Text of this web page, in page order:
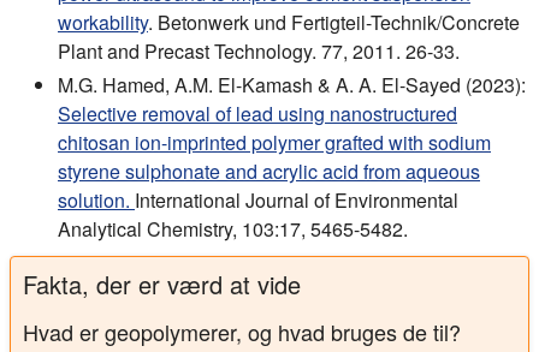
workability. Betonwerk und Fertigteil-Technik/Concrete
Plant and Precast Technology. 77, 2011. 26-33.
M.G. Hamed, A.M. El-Kamash & A. A. El-Sayed (2023):
Selective removal of lead using nanostructured
chitosan ion-imprinted polymer grafted with sodium
styrene sulphonate and acrylic acid from aqueous
solution. International Journal of Environmental
Analytical Chemistry, 103:17, 5465-5482.
Fakta, der er værd at vide
Hvad er geopolymerer, og hvad bruges de til?